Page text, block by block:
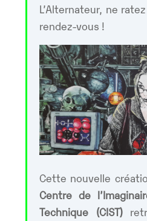
L’Alternateur, ne
rendez-vous !
Cette nouvelle
Centre de
Technique (CIST)